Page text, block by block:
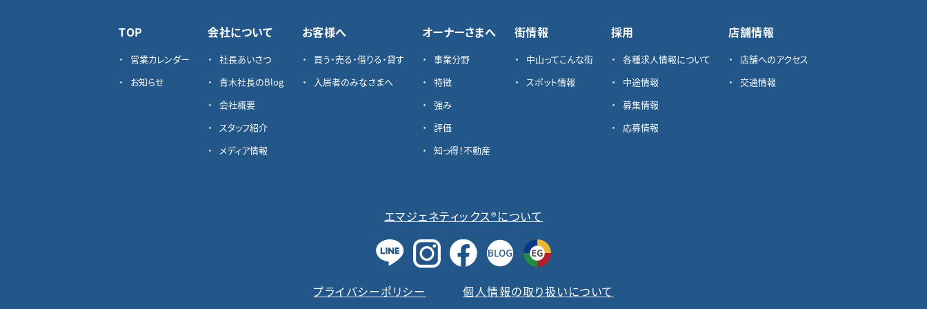
TOP
営業カレンダー
お知らせ
会社について
社長あいさつ
青木社長のBlog
会社概要
スタッフ紹介
メディア情報
お客様へ
買う・売る・借りる・貸す
入居者のみなさまへ
オーナーさまへ
事業分野
特徴
強み
評価
知っ得！不動産
街情報
中山ってこんな街
スポット情報
採用
各種求⼈情報について
中途情報
募集情報
応募情報
店舗情報
店舗へのアクセス
交通情報
エマジェネティックス®について
プライバシーポリシー 個人情報の取り扱いについて